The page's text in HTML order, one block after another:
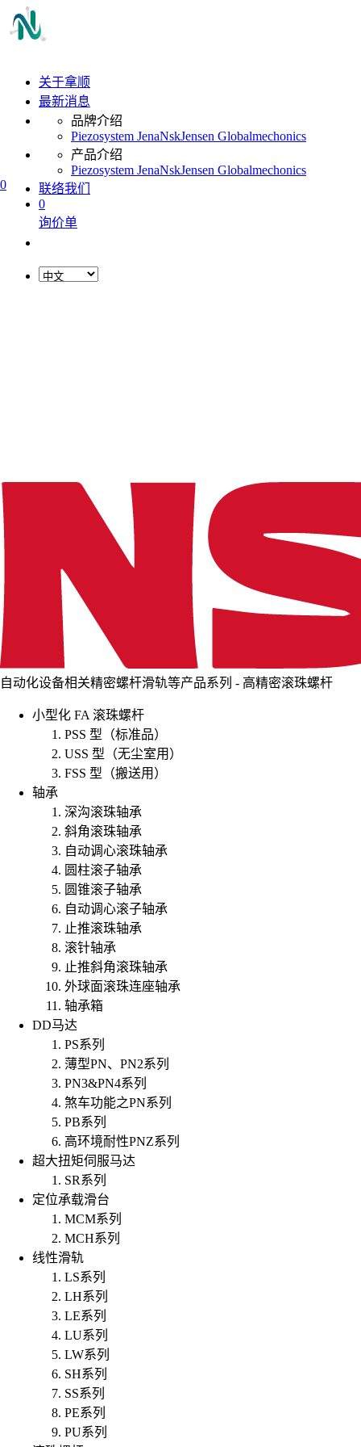
0
关于拿顺
最新消息
品牌介绍
Piezosystem JenaNskJensen Globalmechonics
产品介绍
Piezosystem JenaNskJensen Globalmechonics
联络我们
0
询价单
自动化设备相关精密螺杆滑轨等产品系列 - 高精密滚珠螺杆
小型化 FA 滚珠螺杆
PSS 型（标准品）
USS 型（无尘室用）
FSS 型（搬送用）
轴承
深沟滚珠轴承
斜角滚珠轴承
自动调心滚珠轴承
圆柱滚子轴承
圆锥滚子轴承
自动调心滚子轴承
止推滚珠轴承
滚针轴承
止推斜角滚珠轴承
外球面滚珠连座轴承
轴承箱
DD马达
PS系列
薄型PN、PN2系列
PN3&PN4系列
煞车功能之PN系列
PB系列
高环境耐性PNZ系列
超大扭矩伺服马达
SR系列
定位承载滑台
MCM系列
MCH系列
线性滑轨
LS系列
LH系列
LE系列
LU系列
LW系列
SH系列
SS系列
PE系列
PU系列